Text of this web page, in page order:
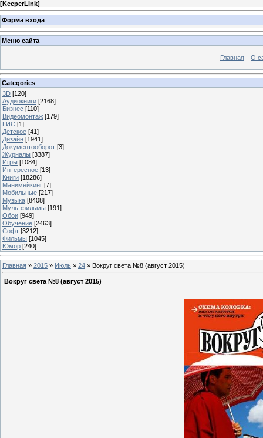
[KeeperLink]
Форма входа
Меню сайта
Главная О
Categories
3D [120]
Аудиокниги [2168]
Бизнес [110]
Видеомонтаж [179]
ГИС [1]
Детское [41]
Дизайн [1941]
Документооборот [3]
Журналы [3387]
Игры [1084]
Интересное [13]
Книги [18286]
Манимейкинг [7]
Мобильные [217]
Музыка [8408]
Мультфильмы [191]
Обои [949]
Обучение [2463]
Софт [3212]
Фильмы [1045]
Юмор [240]
Главная » 2015 » Июль » 24 » Вокруг света №8 (август 2015)
Вокруг света №8 (август 2015)